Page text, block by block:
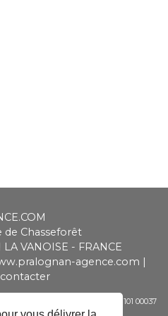
de Chasseforêt
LA VANOISE - FRANCE
agence.com
RCS Chambéry - Siret 448 947 101 00037
: FR 01 448 947 101